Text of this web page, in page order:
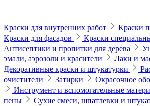
Краски для внутренних работ
Краски
Краски для фасадов
Краски
Антисептики и пропитки для дерева
эмали, аэрозоли и красители
Лаки и
Декоративные краски и штукатурки
очистители
Затирки
Окрасочное
Инструмент и вспомогательные
пены
Сухие смеси, шпатлевки и